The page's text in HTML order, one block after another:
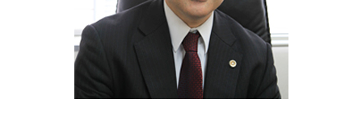
相続 生前贈与
遺産分割 兄弟
離婚 慰謝料 相場
離婚調停 期間
離婚 杉並区
離婚 浮気 慰謝料